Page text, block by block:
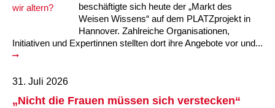
beschäftigte sich heute der „Markt des
Weisen Wissens“ auf dem PLATZprojekt in
Hannover. Zahlreiche Organisationen,
Initiativen und Expertinnen stellten dort ihre Angebote vor und...
31. Juli 2026
„Nicht die Frauen müssen sich verstecken“